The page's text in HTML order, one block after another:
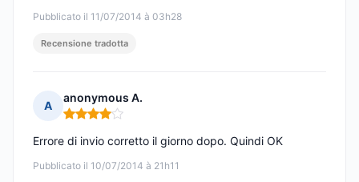
Pubblicato il 11/07/2014 à 03h28
Recensione tradotta
A
anonymous A.
Nota: 4 su 5
Pubblicato il 10/07/2014 à 21h11
Errore di invio corretto il giorno dopo. Quindi OK